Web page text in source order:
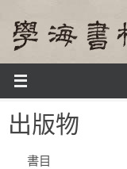
content
Home
出版物
書目